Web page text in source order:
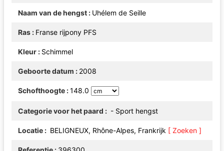
Naam van de hengst Uhélem de Seille
Ras Franse rijpony PFS
Kleur Schimmel
Geboorte datum 2008
Schofthoogte 148.0
Categorie voor het paard - Sport hengst
Locatie BELIGNEUX, Rhône-Alpes, Frankrijk [ Zoeken ]